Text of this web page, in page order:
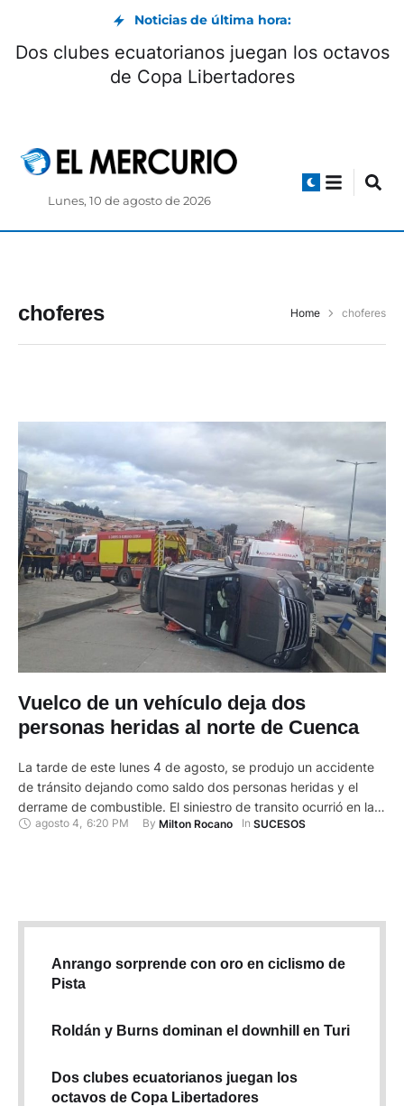
Noticias de última hora:
Dos clubes ecuatorianos juegan los octavos
de Copa Libertadores
Lunes, 10 de agosto de 2026
choferes Home choferes
Vuelco de un vehículo deja dos
personas heridas al norte de Cuenca
La tarde de este lunes 4 de agosto, se produjo un accidente
de tránsito dejando como saldo dos personas heridas y el
derrame de combustible. El siniestro de transito ocurrió en la
avenida de Las Américas, sector de la gasolinera del
agosto 4, 6:20 PM By Milton Rocano In SUCESOS
Anrango sorprende con oro en ciclismo de
Pista
Roldán y Burns dominan el downhill en Turi
Dos clubes ecuatorianos juegan los
octavos de Copa Libertadores